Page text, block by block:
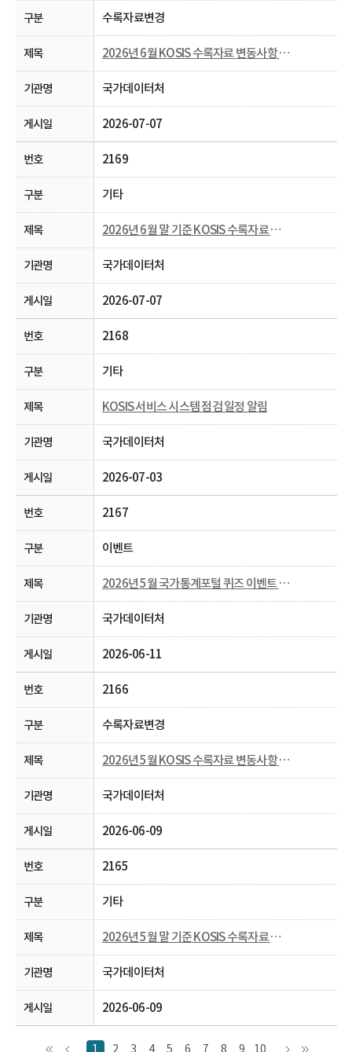
수록자료변경
2026년 6월 KOSIS 수록자료 변동사항 안내
국가데이터처
2026-07-07
2169
기타
2026년 6월 말 기준 KOSIS 수록자료 현행화율 공개
국가데이터처
2026-07-07
2168
기타
KOSIS 서비스 시스템 점검 일정 알림
국가데이터처
2026-07-03
2167
이벤트
2026년 5월 국가통계포털 퀴즈 이벤트 당첨자 발표
국가데이터처
2026-06-11
2166
수록자료변경
2026년 5월 KOSIS 수록자료 변동사항 안내
국가데이터처
2026-06-09
2165
기타
2026년 5월 말 기준 KOSIS 수록자료 현행화율 공개
국가데이터처
2026-06-09
1 2 3 4 5 6 7 8 9 10